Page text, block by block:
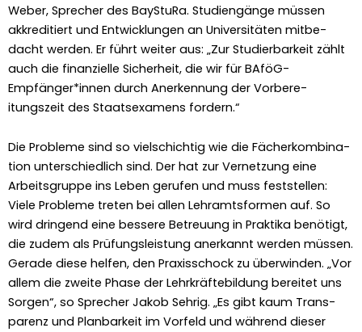
Weber, Sprech­er des BayStu­Ra. Stu­di­engänge müssen
akkred­i­tiert und Entwick­lun­gen an Uni­ver­sitäten mitbe­
dacht wer­den. Er führt weit­er aus: „Zur Studier­barkeit zählt
auch die finanzielle Sicher­heit, die wir für BAföG-
Empfänger*innen durch Anerken­nung der Vor­bere­
itungszeit des Staat­sex­a­m­ens fordern.“
Die Prob­leme sind so vielschichtig wie die Fächerkom­bi­na­
tion unter­schiedlich sind. Der hat zur Ver­net­zung eine
Arbeits­gruppe ins Leben gerufen und muss fest­stellen:
Viele Prob­leme treten bei allen Lehramts­for­men auf. So
wird drin­gend eine bessere Betreu­ung in Prak­ti­ka benötigt,
die zudem als Prü­fungsleis­tung anerkan­nt wer­den müssen.
Ger­ade diese helfen, den Praxiss­chock zu über­winden. „Vor
allem die zweite Phase der Lehrkräfte­bil­dung bere­it­et uns
Sor­gen“, so Sprech­er Jakob Sehrig. „Es gibt kaum Trans­
parenz und Plan­barkeit im Vor­feld und während dieser